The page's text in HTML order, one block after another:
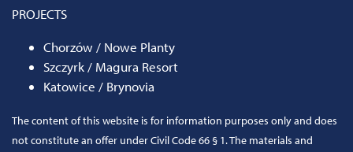
PROJECTS
Chorzów / Nowe Planty
Szczyrk / Magura Resort
Katowice / Brynovia
The content of this website is for information purposes only and does
not constitute an offer under Civil Code 66 § 1. The materials and